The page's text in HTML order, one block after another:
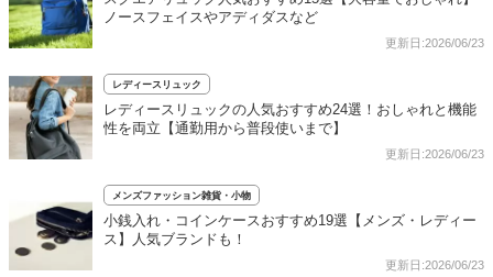
ノースフェイスやアディダスなど
更新日:2026/06/23
レディースリュック
レディースリュックの人気おすすめ24選！おしゃれと機能
性を両立【通勤用から普段使いまで】
更新日:2026/06/23
メンズファッション雑貨・小物
小銭入れ・コインケースおすすめ19選【メンズ・レディー
ス】人気ブランドも！
更新日:2026/06/23